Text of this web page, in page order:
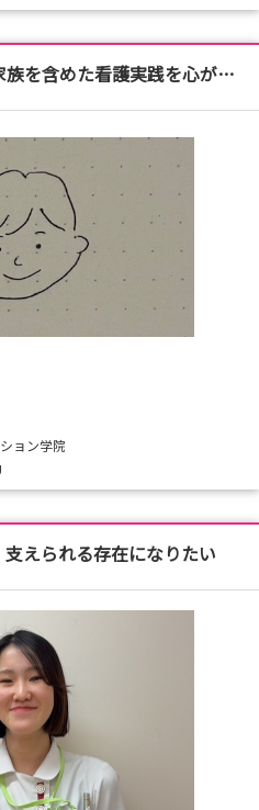
めた看護実践を心がけています
ョン学院
えられる存在になりたい